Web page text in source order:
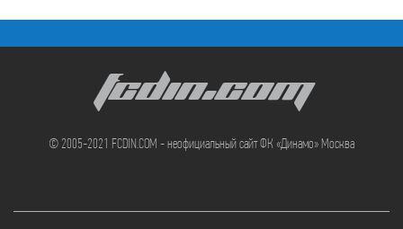
FCDIN.COM
© 2005-2021 FCDIN.COM - неофициальный сайт ФК «Динамо» Москва